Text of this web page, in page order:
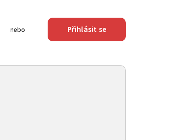
nebo Přihlásit se